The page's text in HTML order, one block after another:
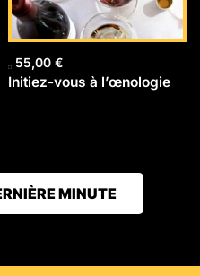
55,00 €
Initiez-vous à l’œnologie
MINUTE